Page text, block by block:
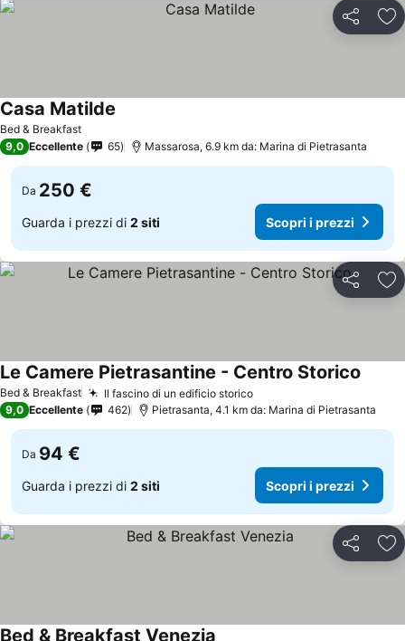
Condividi
Bed & Breakfast
Casa Matilde
9,0 Eccellente 65 Massarosa, 6.9 km da: Marina di Pietrasanta
Da 250 €
Guarda i prezzi di 2 siti Scopri i prezzi
Condividi
Bed & Breakfast Il fascino di un edificio storico
Le Camere Pietrasantine - Centro Storico
9,0 Eccellente 462 Pietrasanta, 4.1 km da: Marina di Pietrasanta
Da 94 €
Guarda i prezzi di 2 siti Scopri i prezzi
Condividi
Bed & Breakfast Venezia